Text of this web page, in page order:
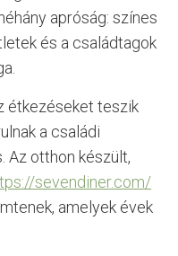
apróság: színes
és a családtagok
étkezéseket teszik
a családi
Az otthon készült,
sevendiner.com/
amelyek évek